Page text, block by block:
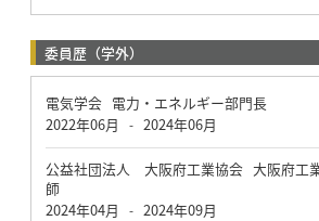
委員歴（学外）
電気学会 電力・エネルギー部門長
2022年06月
- 2024年06月
公益社団法人 大阪府工業協会 大阪府工
師
2024年04月
- 2024年09月